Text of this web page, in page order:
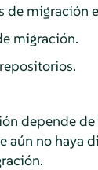
de migración
migración.
depende
aún no haya